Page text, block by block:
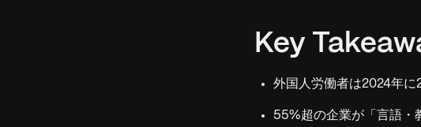
Key
外国人労働者は2024年
55%超の企業が「言語・